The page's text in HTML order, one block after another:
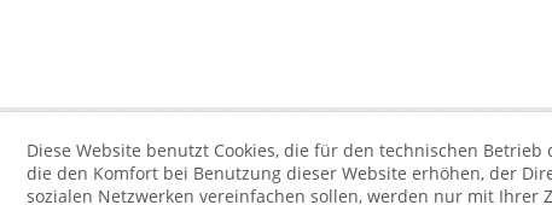
Diese Website benutzt Cookies, die für den technischen
die den Komfort bei Benutzung dieser Website erhöhen, der
sozialen Netzwerken vereinfachen sollen, werden nur mit Ihrer